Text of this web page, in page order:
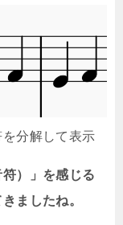
分解して表示
）」を感じる
ましたね。